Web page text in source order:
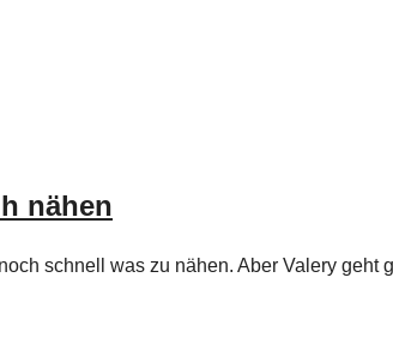
nähen
schnell was zu nähen. Aber Valery